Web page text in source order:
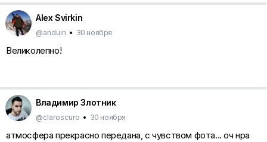
Alex Svirkin
@anduin • 30 ноября
Великолепно!
Владимир Злотник
@claroscuro • 30 ноября
атмосфера прекрасно передана, с чувством фота... оч нра